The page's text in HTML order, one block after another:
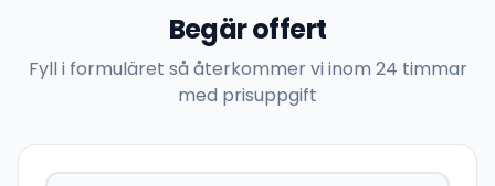
Begär offert
Fyll i formuläret så återkommer vi inom 24 timmar
med prisuppgift